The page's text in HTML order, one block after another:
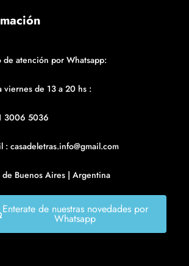
de atención por Whatsapp:
viernes de 13 a 20 hs :
3006 5036
: casadeletras.info@gmail.com
de Buenos Aires | Argentina
Enterate de nuestras novedades por
Whatsapp